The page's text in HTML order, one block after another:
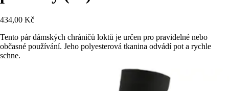
434,00 Kč
Tento pár dámských chráničů loktů je určen pro pravidelné nebo
občasné používání. Jeho polyesterová tkanina odvádí pot a rychle
schne.